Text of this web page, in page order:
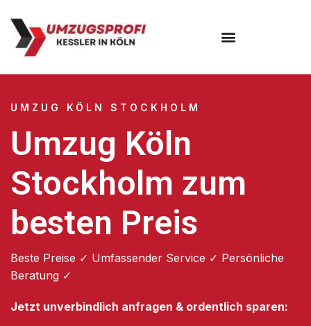
UMZUG KÖLN STOCKHOLM
Umzug Köln
Stockholm zum
besten Preis
Beste Preise ✓ Umfassender Service ✓ Persönliche
Beratung ✓
Jetzt unverbindlich anfragen & ordentlich sparen: